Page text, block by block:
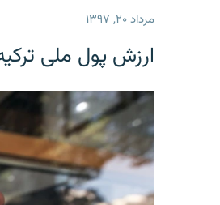
مرداد ۲۰, ۱۳۹۷
ارزش پول ملی ترکیه در